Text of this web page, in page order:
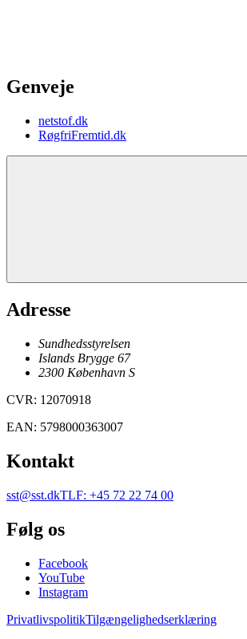
Genveje
netstof.dk
RøgfriFremtid.dk
Adresse
Sundhedsstyrelsen
Islands Brygge 67
2300 København S
CVR: 12070918
EAN: 5798000363007
Kontakt
sst@sst.dkTLF: +45 72 22 74 00
Følg os
Facebook
YouTube
Instagram
PrivatlivspolitikTilgængelighedserklæring